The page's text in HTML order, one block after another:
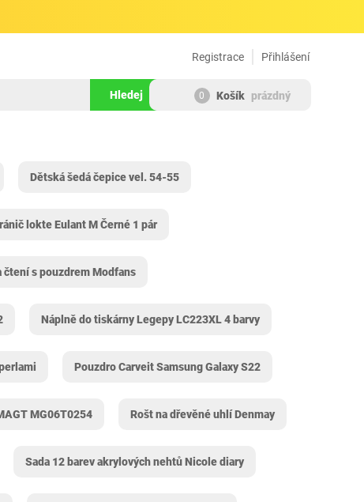
Přihlášení
Registrace
Hledej 0 Košík prázdný
Dětská šedá čepice vel. 54-55
lokte Eulant M Černé 1 pár
čtení s pouzdrem Modfans
Náplně do tiskárny Legepy LC223XL 4 barvy
Pouzdro Carveit Samsung Galaxy S22
MG06T0254 Rošt na dřevěné uhlí Denmay
Sada 12 barev akrylových nehtů Nicole diary